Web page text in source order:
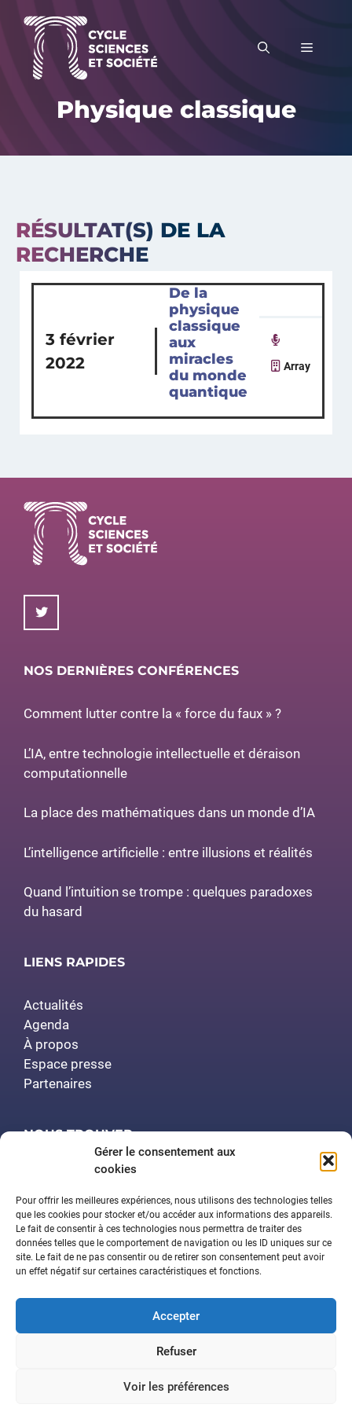
Gérer le consentement aux
cookies
Pour offrir les meilleures expériences, nous utilisons des technologies telles
que les cookies pour stocker et/ou accéder aux informations des appareils.
Le fait de consentir à ces technologies nous permettra de traiter des
données telles que le comportement de navigation ou les ID uniques sur ce
site. Le fait de ne pas consentir ou de retirer son consentement peut avoir
un effet négatif sur certaines caractéristiques et fonctions.
Accepter
Refuser
Voir les préférences
contenu
MENU
Physique classique
RÉSULTAT(S) DE LA
RECHERCHE
3 février
2022
De la
physique
classique
aux
miracles
du monde
quantique
Array
NOS DERNIÈRES CONFÉRENCES
Comment lutter contre la « force du faux » ?
L’IA, entre technologie intellectuelle et déraison
computationnelle
La place des mathématiques dans un monde d’IA
L’intelligence artificielle : entre illusions et réalités
Quand l’intuition se trompe : quelques paradoxes
du hasard
LIENS RAPIDES
Actualités
Agenda
À propos
Espace presse
Partenaires
NOUS TROUVER
Polytech Nancy
Amphithéâtre Demange
2 rue Jean Lamour
54519 Vandœuvre-lès-Nancy
Contactez-nous
Mentions légales
Politique de confidentialité